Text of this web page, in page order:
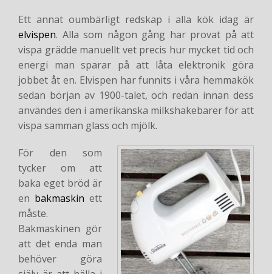
Ett annat oumbärligt redskap i alla kök idag är
elvispen. Alla som någon gång har provat på att
vispa grädde manuellt vet precis hur mycket tid och
energi man sparar på att låta elektronik göra
jobbet åt en. Elvispen har funnits i våra hemmakök
sedan början av 1900-talet, och redan innan dess
användes den i amerikanska milkshakebarer för att
vispa samman glass och mjölk.
För den som
tycker om att
baka eget bröd är
en bakmaskin ett
måste.
Bakmaskinen gör
att det enda man
behöver göra